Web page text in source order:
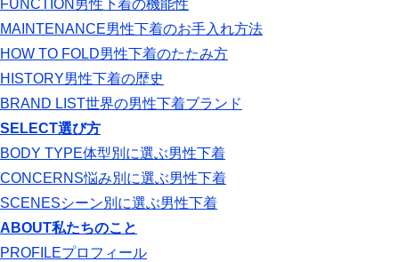
FUNCTION 男性下着の機能性
MAINTENANCE男性下着のお手入れ方法
HOW TO FOLD男性下着のたたみ方
HISTORY男性下着の歴史
BRAND LIST世界の男性下着ブランド
SELECT選び方
BODY TYPE体型別に選ぶ男性下着
CONCERNS悩み別に選ぶ男性下着
SCENESシーン別に選ぶ男性下着
ABOUT私たちのこと
PROFILEプロフィール